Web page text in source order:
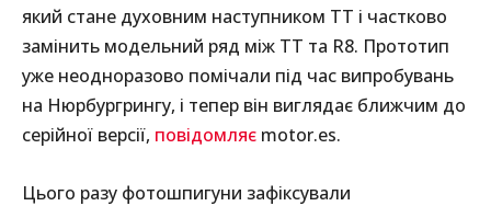
який стане духовним наступником TT і частково
замінить модельний ряд між TT та R8. Прототип
уже неодноразово помічали під час випробувань
на Нюрбургрингу, і тепер він виглядає ближчим до
серійної версії, повідомляє motor.es.
Цього разу фотошпигуни зафіксували